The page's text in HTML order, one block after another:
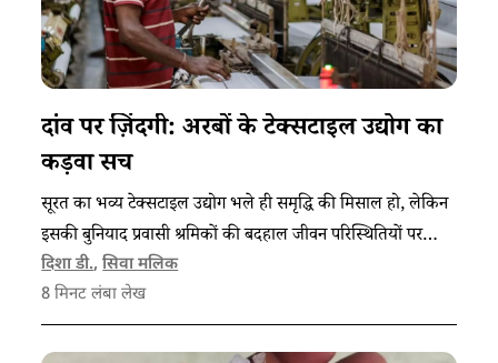
दांव पर ज़िंदगी: अरबों के टेक्सटाइल उद्योग का
कड़वा सच
सूरत का भव्य टेक्सटाइल उद्योग भले ही समृद्धि की मिसाल हो, लेकिन
इसकी बुनियाद प्रवासी श्रमिकों की बदहाल जीवन परिस्थितियों पर
टिकी है।
दिशा डी.,सिवा मलिक
8 मिनट लंबा लेख